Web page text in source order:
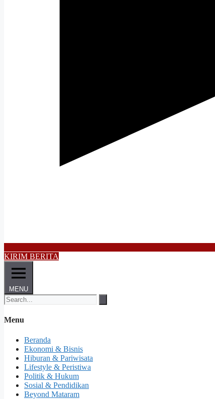
KIRIM BERITA
MENU
Menu
Beranda
Ekonomi & Bisnis
Hiburan & Pariwisata
Lifestyle & Peristiwa
Politik & Hukum
Sosial & Pendidikan
Beyond Mataram